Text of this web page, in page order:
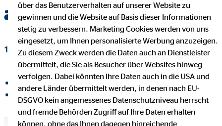
aufgenommen
19. Dezember 2022|OVB Holding AG
auf Facebook teilen
über das Benutzerverhalten auf unserer Website zu
gewinnen und die Website auf Basis dieser Informationen
stetig zu verbessern. Marketing Cookies werden von uns
eingesetzt, um Ihnen personalisierte Werbung anzuzeigen.
Zu diesem Zweck werden die Daten auch an Dienstleister
übermittelt, die Sie als Besucher über Websites hinweg
verfolgen. Dabei könnten Ihre Daten auch in die USA und
andere Länder übermittelt werden, in denen nach EU-
DSGVO kein angemessenes Datenschutzniveau herrscht
und fremde Behörden Zugriff auf Ihre Daten erhalten
können, ohne das Ihnen dagegen hinreichende